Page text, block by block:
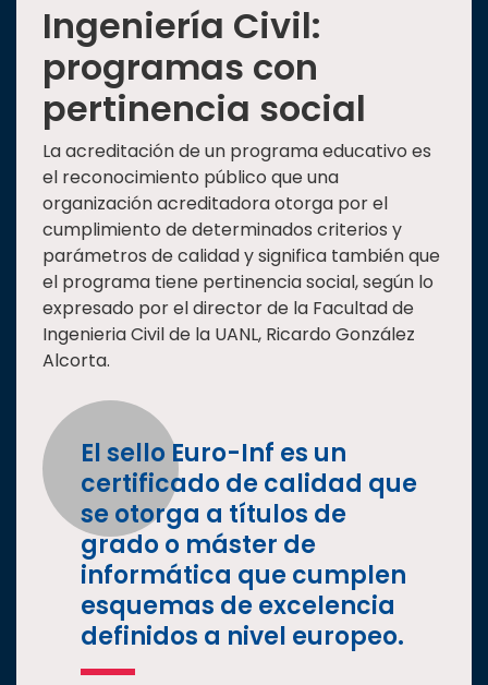
Ingeniería Civil:
programas con
pertinencia social
La acreditación de un programa educativo es
el reconocimiento público que una
organización acreditadora otorga por el
cumplimiento de determinados criterios y
parámetros de calidad y significa también que
el programa tiene pertinencia social, según lo
expresado por el director de la Facultad de
Ingenieria Civil de la UANL, Ricardo González
Alcorta.
El sello Euro-Inf es un
certificado de calidad que
se otorga a títulos de
grado o máster de
informática que cumplen
esquemas de excelencia
definidos a nivel europeo.